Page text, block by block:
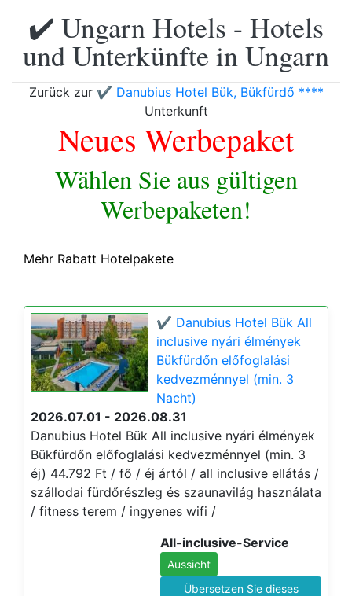
✔️ Ungarn Hotels - Hotels
und Unterkünfte in Ungarn
Zurück zur ✔️ Danubius Hotel Bük, Bükfürdő ****
Unterkunft
Neues Werbepaket
Wählen Sie aus gültigen
Werbepaketen!
Mehr Rabatt Hotelpakete
✔️ Danubius Hotel Bük All
inclusive nyári élmények
Bükfürdőn előfoglalási
kedvezménnyel (min. 3
Nacht)
2026.07.01 - 2026.08.31
Danubius Hotel Bük All inclusive nyári élmények
Bükfürdőn előfoglalási kedvezménnyel (min. 3
éj) 44.792 Ft / fő / éj ártól / all inclusive ellátás /
szállodai fürdőrészleg és szaunavilág használata
/ fitness terem / ingyenes wifi /
All-inclusive-Service
Aussicht
Übersetzen Sie dieses